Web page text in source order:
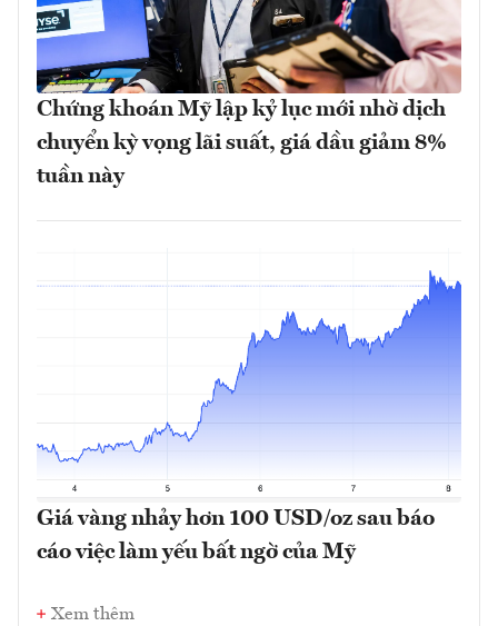
Chứng khoán Mỹ lập kỷ lục mới nhờ dịch
chuyển kỳ vọng lãi suất, giá dầu giảm 8%
tuần này
Giá vàng nhảy hơn 100 USD/oz sau báo
cáo việc làm yếu bất ngờ của Mỹ
Xem thêm